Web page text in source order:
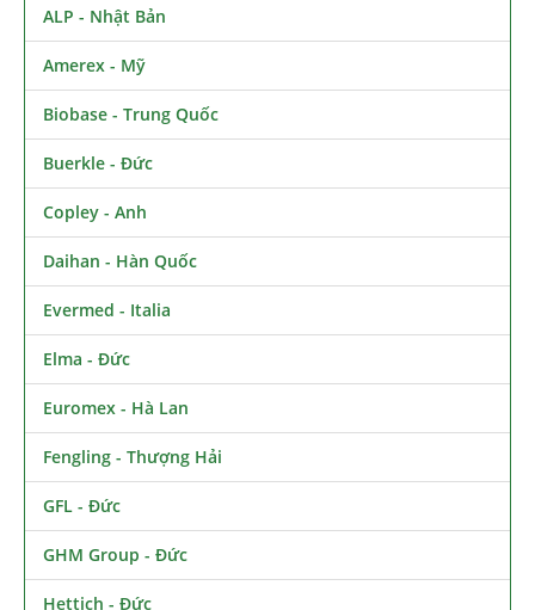
ALP - Nhật Bản
Amerex - Mỹ
Biobase - Trung Quốc
Buerkle - Đức
Copley - Anh
Daihan - Hàn Quốc
Evermed - Italia
Elma - Đức
Euromex - Hà Lan
Fengling - Thượng Hải
GFL - Đức
GHM Group - Đức
Hettich - Đức